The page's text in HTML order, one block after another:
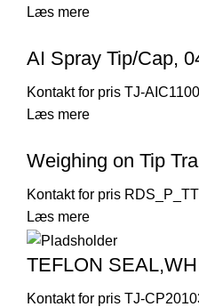
Læs mere
AI Spray Tip/Cap,
TJ-
Læs mere
Weighing on Tip
Læs mere
TEFLON
TJ-